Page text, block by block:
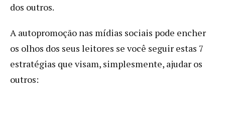
dos outros.
A autopromoção nas mídias sociais pode encher
os olhos dos seus leitores se você seguir estas 7
estratégias que visam, simplesmente, ajudar os
outros: